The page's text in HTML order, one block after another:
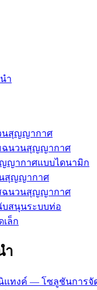
ำ
สุญญากาศ
นวนสุญญากาศ
ญากาศแบบไดนามิก
สุญญากาศ
ฉนวนสุญญากาศ
สนุนระบบท่อ
เล็ก
ำ